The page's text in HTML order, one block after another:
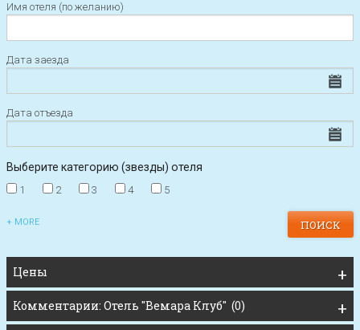
Имя отеля (по желанию)
Дата заезда
Дата отъезда
Выберите категорию (звезды) отеля
1 2 3 4 5
+ MORE
Цены
Комментарии: Отель "Вемара Клуб" (0)